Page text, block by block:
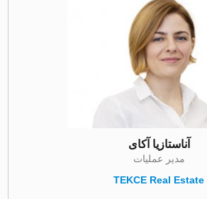
آناستازیا آکای
مدیر عملیات
TEKCE Real Estate